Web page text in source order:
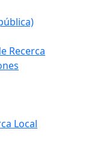
Recerca
Local